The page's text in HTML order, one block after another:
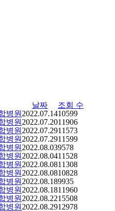
날짜
조회 수
병원 2022.07.1410599
병원 2022.07.2011906
병원 2022.07.2911573
병원 2022.07.2911599
병원 2022.08.039578
병원 2022.08.0411528
병원 2022.08.0811308
병원 2022.08.0810828
병원 2022.08.189935
병원 2022.08.1811960
병원 2022.08.2215508
병원 2022.08.2912978